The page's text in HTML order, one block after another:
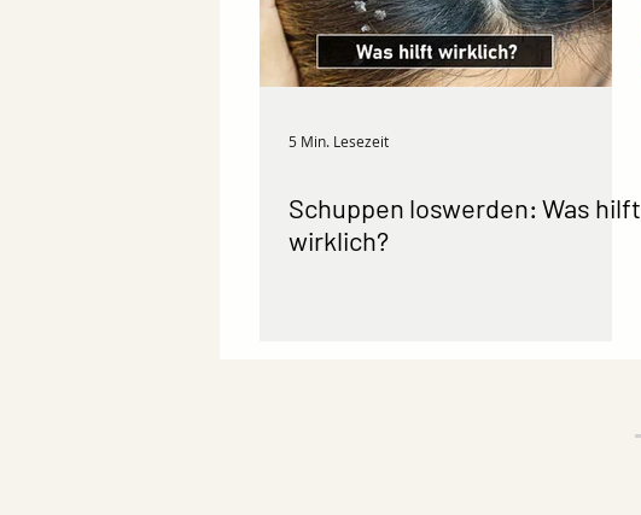
5 Min. Lesezeit
Schuppen loswerden: Was hilft
wirklich?